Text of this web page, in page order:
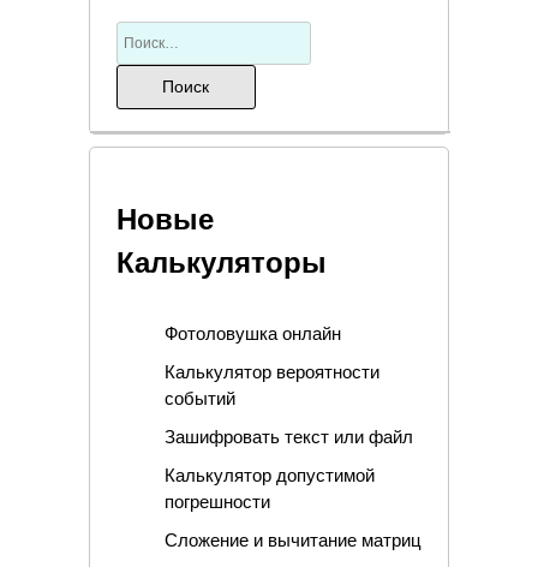
Новые
Калькуляторы
Фотоловушка онлайн
Калькулятор вероятности
событий
Зашифровать текст или файл
Калькулятор допустимой
погрешности
Сложение и вычитание матриц